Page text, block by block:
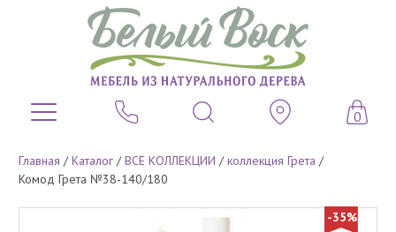
0
Главная /Каталог /ВСЕ КОЛЛЕКЦИИ /коллекция Грета /
Комод Грета №38-140/180
-35%